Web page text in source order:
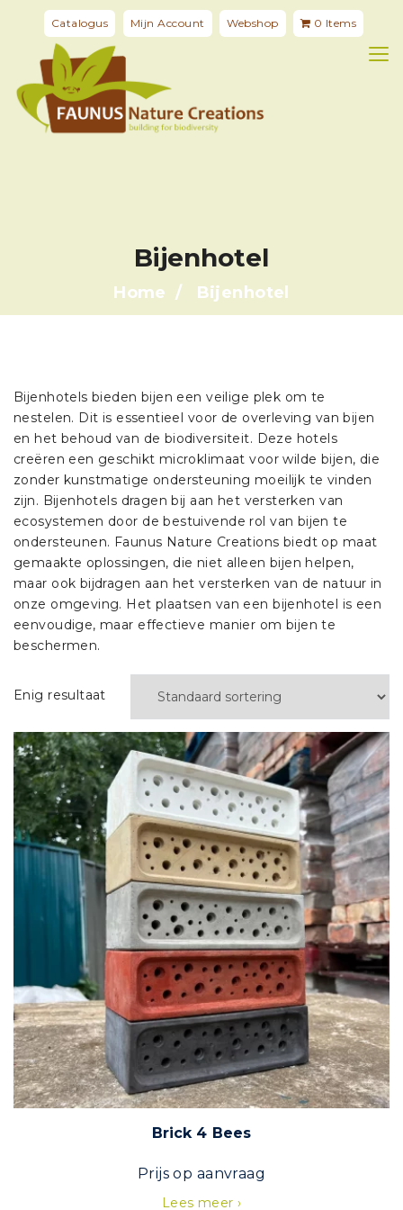
Catalogus Mijn Account Webshop 0 Items
Bijenhotel
Home Bijenhotel
Bijenhotels bieden bijen een veilige plek om te
nestelen. Dit is essentieel voor de overleving van bijen
en het behoud van de biodiversiteit. Deze hotels
creëren een geschikt microklimaat voor wilde bijen, die
zonder kunstmatige ondersteuning moeilijk te vinden
zijn. Bijenhotels dragen bij aan het versterken van
ecosystemen door de bestuivende rol van bijen te
ondersteunen. Faunus Nature Creations biedt op maat
gemaakte oplossingen, die niet alleen bijen helpen,
maar ook bijdragen aan het versterken van de natuur in
onze omgeving. Het plaatsen van een bijenhotel is een
eenvoudige, maar effectieve manier om bijen te
beschermen.
Enig resultaat
Brick 4 Bees
Prijs op aanvraag
Lees meer ›